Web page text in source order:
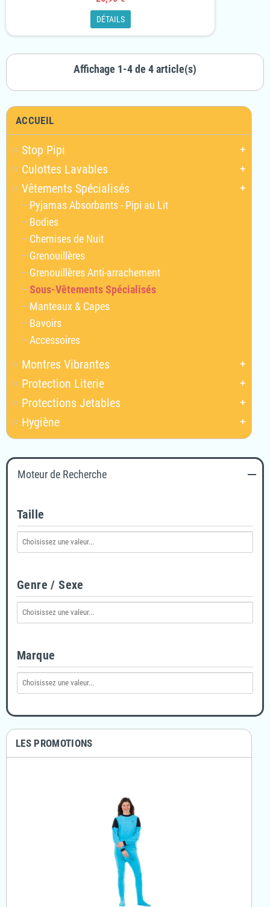
ACCUEIL
Stop Pipi add
Culottes Lavables add
Vêtements Spécialisés add
Pyjamas Absorbants - Pipi au Lit
Bodies
Chemises de Nuit
Grenouillères
Grenouillères Anti-arrachement
Sous-Vêtements Spécialisés
Manteaux & Capes
Bavoirs
Accessoires
Montres Vibrantes add
Protection Literie add
Protections Jetables add
Hygiène add
Moteur de Recherche
Taille
Genre / Sexe
Marque
LES PROMOTIONS
DÉTAILS
Affichage 1-4 de 4 article(s)